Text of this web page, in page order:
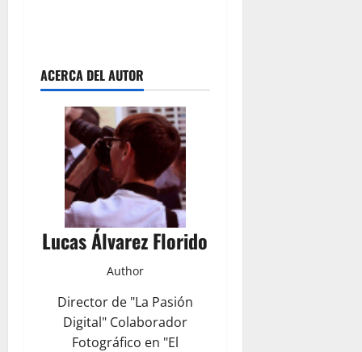
ACERCA DEL AUTOR
Lucas Álvarez Florido
Author
Director de "La Pasión
Digital" Colaborador
Fotográfico en "El